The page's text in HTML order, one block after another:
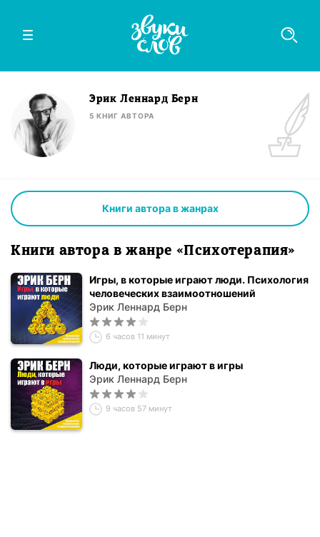
Эрик Леннард Берн
5 КНИГ АВТОРА
Книги автора в жанрах
Книги автора в жанре «Психотерапия»
Игры, в которые играют люди. Психология
человеческих взаимоотношений
Эрик Леннард Берн
6 часов 11 минут
Люди, которые играют в игры
Эрик Леннард Берн
9 часов 57 минут